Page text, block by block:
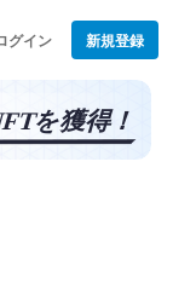
グイン 新規登録